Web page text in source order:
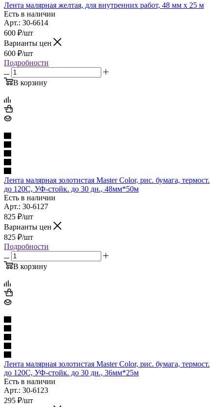
Лента малярная желтая, для внутренних работ, 48 мм x 25 м
Есть в наличии
Арт.: 30-6614
600 ₽/шт
Варианты цен
600 ₽/шт
Подробности
В корзину
Лента малярная золотистая Master Color, рис. бумага, термост.
до 120С, УФ-стойк. до 30 дн., 48мм*50м
Есть в наличии
Арт.: 30-6127
825 ₽/шт
Варианты цен
825 ₽/шт
Подробности
В корзину
Лента малярная золотистая Master Color, рис. бумага, термост.
до 120С, УФ-стойк. до 30 дн., 36мм*25м
Есть в наличии
Арт.: 30-6123
295 ₽/шт